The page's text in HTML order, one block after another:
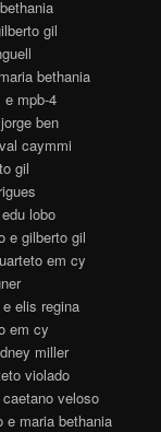
gil
bethania
mpb-4
ben
caymmi
gil
lobo
e gilberto gil
em cy
elis regina
em cy
miller
violado
veloso
e maria bethania